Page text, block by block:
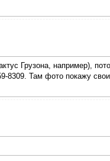
Грузона, например),
Там фото покажу